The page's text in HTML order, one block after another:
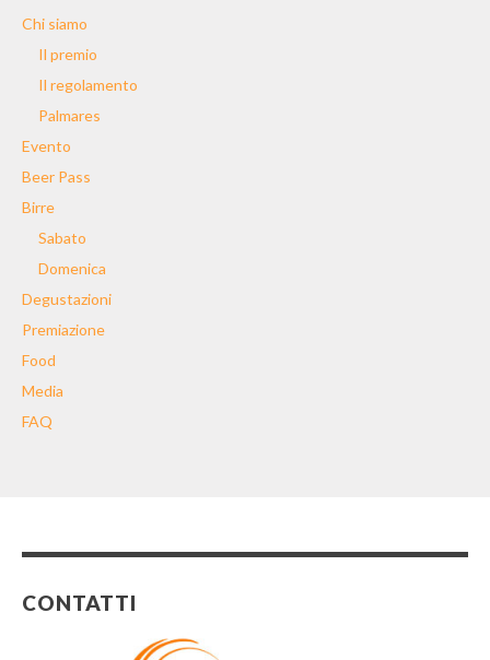
Chi siamo
Il premio
Il regolamento
Palmares
Evento
Beer Pass
Birre
Sabato
Domenica
Degustazioni
Premiazione
Food
Media
FAQ
CONTATTI